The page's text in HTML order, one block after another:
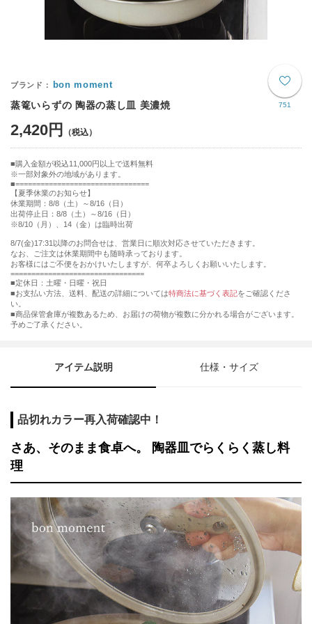
751
bon moment
蒸篭いらずの 陶器の蒸し皿 美濃焼
2,420円
購入金額が税込11,000円以上で送料無料
※一部対象外の地域があります。
================================
【夏季休業のお知らせ】
休業期間：8/8（土）～8/16（日）
出荷停止日：8/8（土）～8/16（日）
※8/10（月）、14（金）は臨時出荷
8/7(金)17:31以降のお問合せは、営業日に順次対応させていただきます。
なお、ご注文は休業期間中も随時承っております。
お客様にはご不便をおかけいたしますが、何卒よろしくお願いいたします。
================================
■定休日：土曜・日曜・祝日
■お支払い方法、送料、配送の詳細については特商法に基づく表記をご確認くださ
い。
■商品保管倉庫が複数あるため、お届けの荷物が複数に分かれる場合がございます。
予めご了承ください。
アイテム説明 仕様・サイズ
品切れカラー再入荷確認中！
さあ、そのまま食卓へ。 陶器皿でらくらく蒸し料
理